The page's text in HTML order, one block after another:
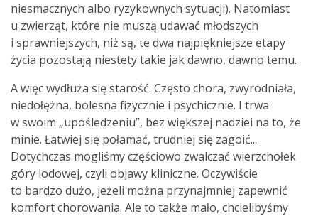
niesmacznych albo ryzykownych sytuacji). Natomiast
u zwierząt, które nie muszą udawać młodszych
i sprawniejszych, niż są, te dwa najpiękniejsze etapy
życia pozostają niestety takie jak dawno, dawno temu.
A więc wydłuża się starość. Często chora, zwyrodniała,
niedołężna, bolesna fizycznie i psychicznie. I trwa
w swoim „upośledzeniu”, bez większej nadziei na to, że
minie. Łatwiej się połamać, trudniej się zagoić...
Dotychczas mogliśmy częściowo zwalczać wierzchołek
góry lodowej, czyli objawy kliniczne. Oczywiście
to bardzo dużo, jeżeli można przynajmniej zapewnić
komfort chorowania. Ale to także mało, chcielibyśmy